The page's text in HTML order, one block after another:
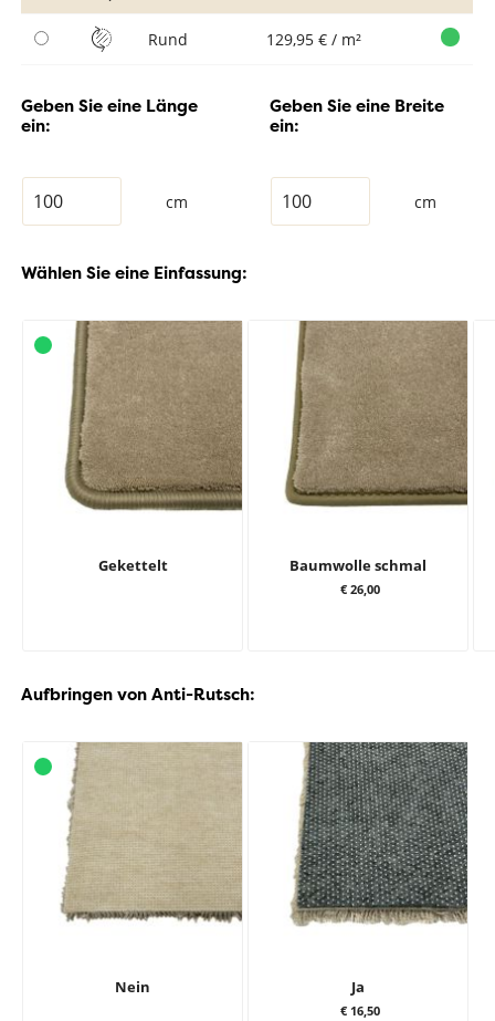
Rund 129,95 € / m²
Geben Sie eine Länge
ein:
cm
Geben Sie eine Breite
ein:
cm
Wählen Sie eine Einfassung:
Gekettelt Baumwolle schmal
€ 26,00
Aufbringen von Anti-Rutsch:
Nein Ja
€ 16,50